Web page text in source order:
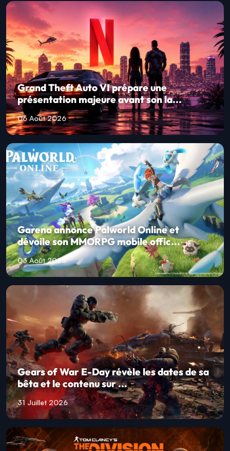
Grand Theft Auto VI prépare une
présentation majeure avant son la...
06 Août 2026
Garena annonce Palworld Online et
dévoile son MMORPG mobile offic...
03 Août 2026
Gears of War E-Day révèle les dates de sa
bêta et le contenu sur ...
31 Juillet 2026